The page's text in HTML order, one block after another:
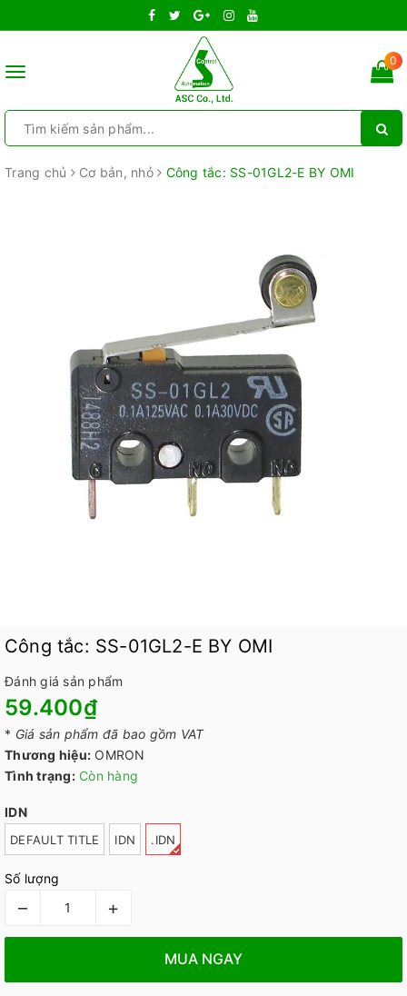
Toggle
0
Trang chủ Cơ bản, nhỏ Công tắc: SS-01GL2-E BY OMI
Công tắc: SS-01GL2-E BY OMI
Đánh giá sản phẩm
59.400₫
* Giá sản phẩm đã bao gồm VAT
Thương hiệu: OMRON
Tình trạng: Còn hàng
IDN
DEFAULT TITLE IDN .IDN
Số lượng
– +
MUA NGAY